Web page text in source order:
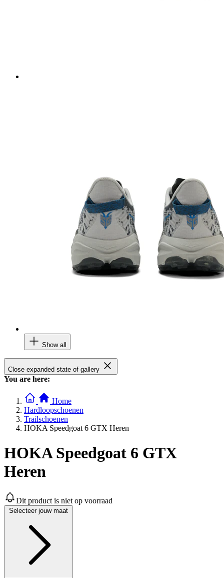
Show all
Close expanded state of gallery
You are here:
Home
Hardloopschoenen
Trailschoenen
HOKA Speedgoat 6 GTX Heren
HOKA Speedgoat 6 GTX
Heren
Dit product is niet op voorraad
Selecteer jouw maat